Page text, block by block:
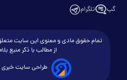
گپ تلگرام
تمام حقوق مادی و معنوی این سایت
از مطالب با ذکر منبع
طراحی سایت خبری